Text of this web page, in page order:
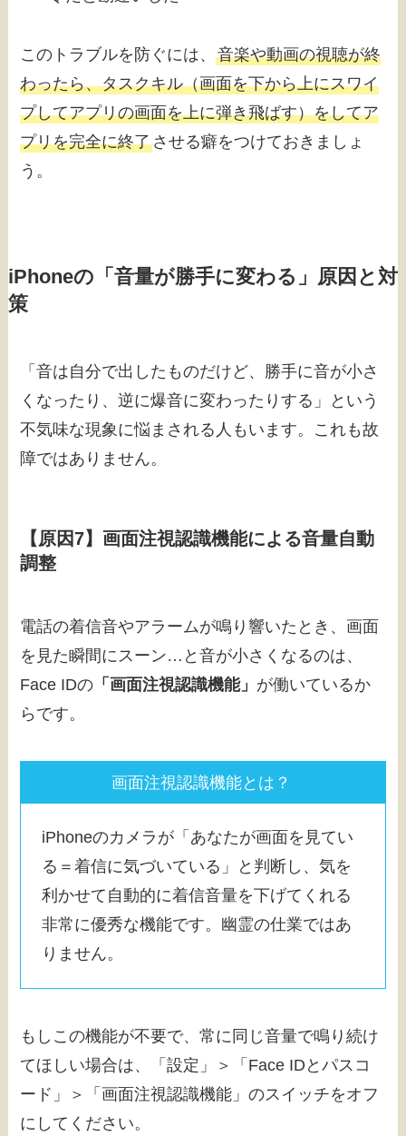
このトラブルを防ぐには、音楽や動画の視聴が終
わったら、タスクキル（画面を下から上にスワイ
プしてアプリの画面を上に弾き飛ばす）をしてア
プリを完全に終了させる癖をつけておきましょ
う。
iPhoneの「音量が勝手に変わる」原因と対
策
「音は自分で出したものだけど、勝手に音が小さ
くなったり、逆に爆音に変わったりする」という
不気味な現象に悩まされる人もいます。これも故
障ではありません。
【原因7】画面注視認識機能による音量自動
調整
電話の着信音やアラームが鳴り響いたとき、画面
を見た瞬間にスーン…と音が小さくなるのは、
Face IDの 「画面注視認識機能」 が働いているか
らです。
画面注視認識機能とは？
iPhoneのカメラが「あなたが画面を見てい
る＝着信に気づいている」と判断し、気を
利かせて自動的に着信音量を下げてくれる
非常に優秀な機能です。幽霊の仕業ではあ
りません。
もしこの機能が不要で、常に同じ音量で鳴り続け
てほしい場合は、「設定」＞「Face IDとパスコ
ード」＞「画面注視認識機能」のスイッチをオフ
にしてください。